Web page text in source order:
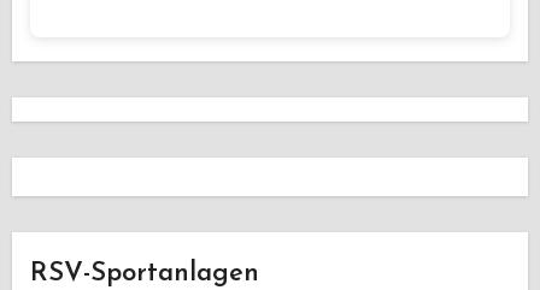
RSV-Sportanlagen